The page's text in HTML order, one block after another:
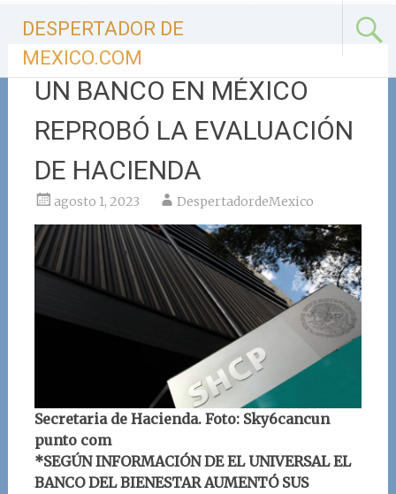
contenido
DESPERTADOR DE
MEXICO.COM
UN BANCO EN MÉXICO
REPROBÓ LA EVALUACIÓN
DE HACIENDA
agosto 1, 2023 DespertadordeMexico
Secretaria de Hacienda. Foto: Sky6cancun
punto com
*SEGÚN INFORMACIÓN DE EL UNIVERSAL EL
BANCO DEL BIENESTAR AUMENTÓ SUS